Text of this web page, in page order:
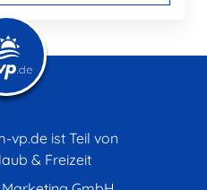
vp.de ist Teil von
& Freizeit